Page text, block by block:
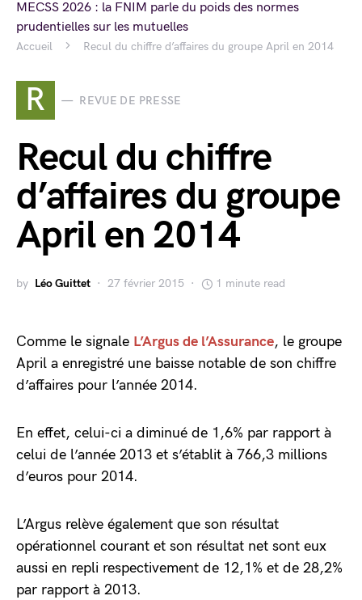
Accueil Recul du chiffre d’affaires du groupe April en 2014
R REVUE DE PRESSE
Recul du chiffre
d’affaires du groupe
April en 2014
by Léo Guittet 27 février 2015 1 minute read
Comme le signale L’Argus de l’Assurance, le groupe
April a enregistré une baisse notable de son chiffre
d’affaires pour l’année 2014.
En effet, celui-ci a diminué de 1,6% par rapport à
celui de l’année 2013 et s’établit à 766,3 millions
d’euros pour 2014.
L’Argus relève également que son résultat
opérationnel courant et son résultat net sont eux
aussi en repli respectivement de 12,1% et de 28,2%
par rapport à 2013.
MECSS 2026 : la FNIM parle du poids des normes
prudentielles sur les mutuelles